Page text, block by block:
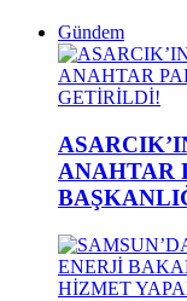
Gündem
ANAHTAR